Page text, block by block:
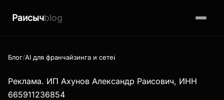
Раисычblog
Блог AI для франчайзинга и сетей филиалов: как
Реклама. ИП Ахунов Александр Раисович, ИНН
665911236854